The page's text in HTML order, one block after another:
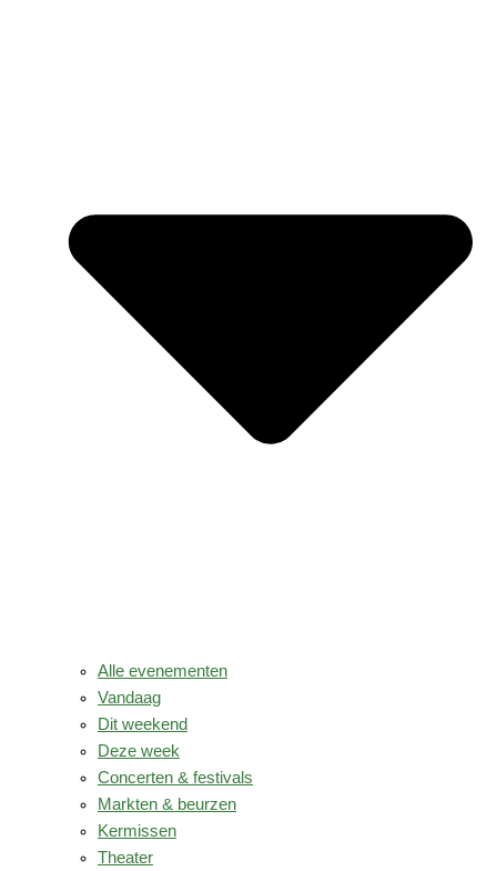
Alle evenementen
Vandaag
Dit weekend
Deze week
Concerten & festivals
Markten & beurzen
Kermissen
Theater